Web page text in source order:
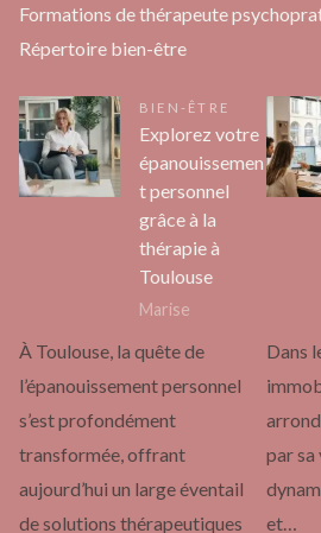
Formations de thérapeute
Répertoire bien-être
BIEN-ÊTRE
Explorez votre
épanouissemen
t personnel
grâce à la
thérapie à
Toulouse
Marise
À Toulouse, la quête de
l’épanouissement personnel
s’est profondément
transformée, offrant
aujourd’hui un large éventail
de solutions thérapeutiques
Dans
par
et…